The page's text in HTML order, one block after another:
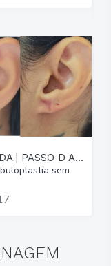
CLÍNICA LAFÉ ESTÉTICA AVANÇADA | PASSO D AREIA
sem